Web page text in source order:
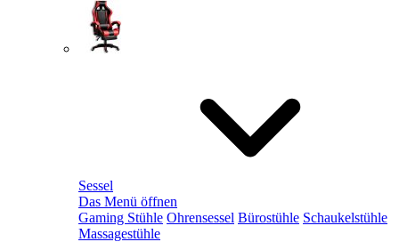
Sessel
Das Menü öffnen
Gaming Stühle Ohrensessel Bürostühle Schaukelstühle
Massagestühle